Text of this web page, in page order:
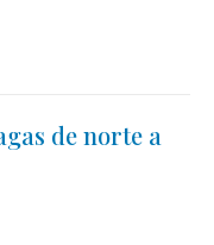
de norte a